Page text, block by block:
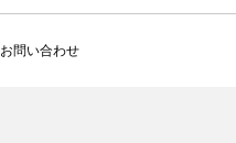
お問い合わせ